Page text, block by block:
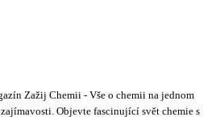
Zažij Chemii - Vše o chemii na jednom
Objevte fascinující svět chemie s